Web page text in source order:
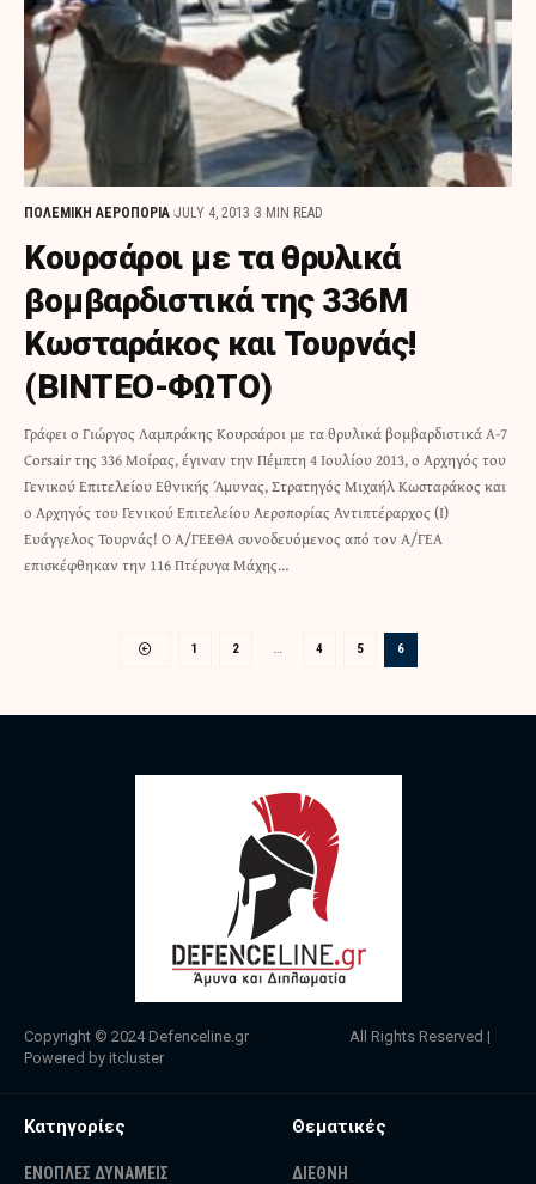
ΠΟΛΕΜΙΚΗ ΑΕΡΟΠΟΡΙΑ JULY 4, 2013 3 MIN READ
Kουρσάροι με τα θρυλικά
βομβαρδιστικά της 336Μ
Κωσταράκος και Τουρνάς!
(ΒΙΝΤΕΟ-ΦΩΤΟ)
Γράφει ο Γιώργος Λαμπράκης Κουρσάροι με τα θρυλικά βομβαρδιστικά Α-7
Corsair της 336 Μοίρας, έγιναν την Πέμπτη 4 Ιουλίου 2013, ο Αρχηγός του
Γενικού Επιτελείου Εθνικής Άμυνας, Στρατηγός Μιχαήλ Κωσταράκος και
ο Αρχηγός του Γενικού Επιτελείου Αεροπορίας Αντιπτέραρχος (Ι)
Ευάγγελος Τουρνάς! Ο Α/ΓΕΕΘΑ συνοδευόμενος από τον Α/ΓΕΑ
επισκέφθηκαν την 116 Πτέρυγα Μάχης…
1 2 … 4 5 6
Copyright © 2024 Defenceline.gr All Rights Reserved |
Powered by itcluster
Κατηγορίες
ΕΝΟΠΛΕΣ ΔΥΝΑΜΕΙΣ
Θεματικές
ΔΙΕΘΝΗ